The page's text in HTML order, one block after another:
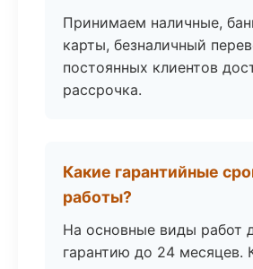
Принимаем наличные,
карты, безналичный
постоянных клиентов
рассрочка.
Какие гарантийные
работы?
На основные виды работ
гарантию до 24 месяцев.